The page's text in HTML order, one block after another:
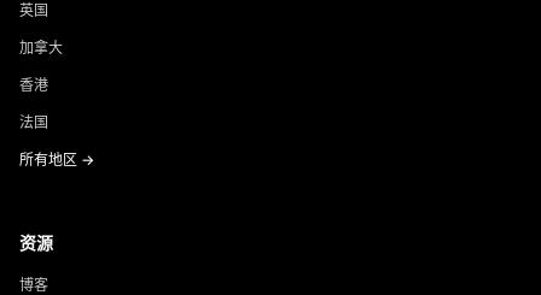
英国
加拿大
香港
法国
所有地区 →
资源
博客